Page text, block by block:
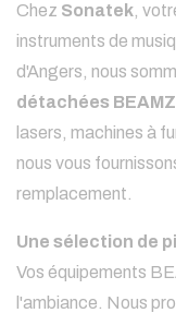
Chez Sonatek ,
instruments de
d'Angers, nous
détachées BEAMZ
lasers, machines à
nous vous
remplacement.
Une sélection de
Vos équipements
l'ambiance. Nous